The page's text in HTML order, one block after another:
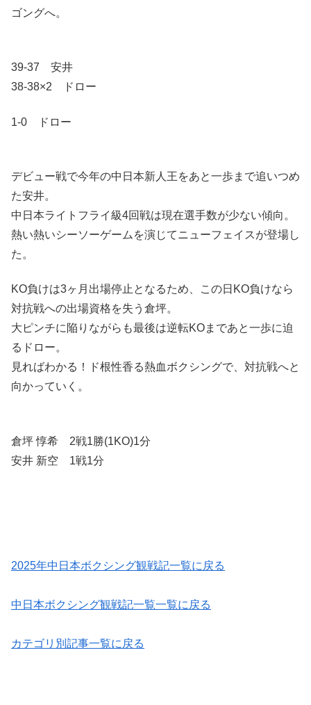
ゴングへ。
39-37 安井
38-38×2 ドロー
1-0 ドロー
デビュー戦で今年の中日本新人王をあと一歩まで追いつめ
た安井。
中日本ライトフライ級4回戦は現在選手数が少ない傾向。
熱い熱いシーソーゲームを演じてニューフェイスが登場し
た。
KO負けは3ヶ月出場停止となるため、この日KO負けなら
対抗戦への出場資格を失う倉坪。
大ピンチに陥りながらも最後は逆転KOまであと一歩に迫
るドロー。
見ればわかる！ド根性香る熱血ボクシングで、対抗戦へと
向かっていく。
倉坪 惇希 2戦1勝(1KO)1分
安井 新空 1戦1分
2025年中日本ボクシング観戦記一覧に戻る
中日本ボクシング観戦記一覧一覧に戻る
カテゴリ別記事一覧に戻る